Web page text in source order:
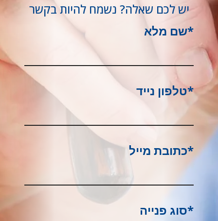
יש לכם שאלה? נשמח להיות בקשר
*שם מלא
*טלפון נייד
*כתובת מייל
*סוג פנייה